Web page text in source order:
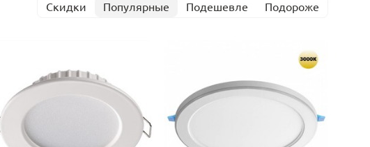
Скидки Популярные Подешевле Подороже